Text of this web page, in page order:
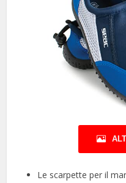
Le scarpette per il